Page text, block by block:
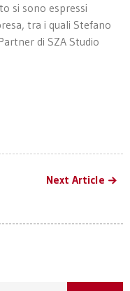
si sono espressi
tra i quali Stefano
di SZA Studio
Next Article